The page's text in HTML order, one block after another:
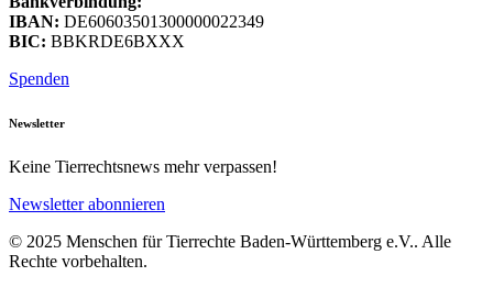
IBAN: DE60603501300000022349
BIC: BBKRDE6BXXX
Spenden
Newsletter
Keine Tierrechtsnews mehr verpassen!
Newsletter abonnieren
© 2025 Menschen für Tierrechte Baden-Württemberg e.V.. Alle
Rechte vorbehalten.